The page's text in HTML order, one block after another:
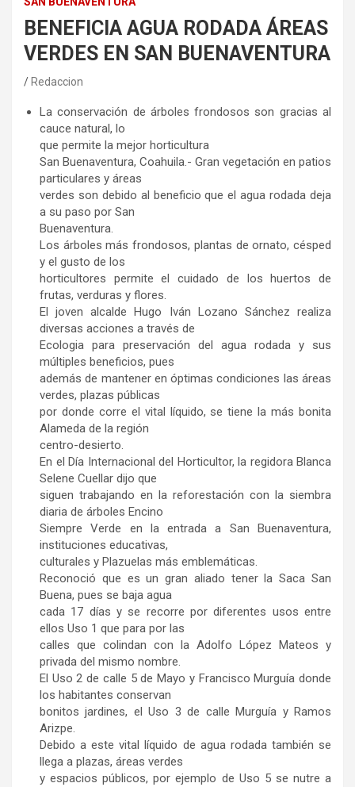
BENEFICIA AGUA RODADA ÁREAS
VERDES EN SAN BUENAVENTURA
Redaccion
La conservación de árboles frondosos son gracias al
cauce natural, lo
que permite la mejor horticultura
San Buenaventura, Coahuila.- Gran vegetación en patios
particulares y áreas
verdes son debido al beneficio que el agua rodada deja
a su paso por San
Buenaventura.
Los árboles más frondosos, plantas de ornato, césped
y el gusto de los
horticultores permite el cuidado de los huertos de
frutas, verduras y flores.
El joven alcalde Hugo Iván Lozano Sánchez realiza
diversas acciones a través de
Ecologia para preservación del agua rodada y sus
múltiples beneficios, pues
además de mantener en óptimas condiciones las áreas
verdes, plazas públicas
por donde corre el vital líquido, se tiene la más bonita
Alameda de la región
centro-desierto.
En el Día Internacional del Horticultor, la regidora Blanca
Selene Cuellar dijo que
siguen trabajando en la reforestación con la siembra
diaria de árboles Encino
Siempre Verde en la entrada a San Buenaventura,
instituciones educativas,
culturales y Plazuelas más emblemáticas.
Reconoció que es un gran aliado tener la Saca San
Buena, pues se baja agua
cada 17 días y se recorre por diferentes usos entre
ellos Uso 1 que para por las
calles que colindan con la Adolfo López Mateos y
privada del mismo nombre.
El Uso 2 de calle 5 de Mayo y Francisco Murguía donde
los habitantes conservan
bonitos jardines, el Uso 3 de calle Murguía y Ramos
Arizpe.
Debido a este vital líquido de agua rodada también se
llega a plazas, áreas verdes
y espacios públicos, por ejemplo de Uso 5 se nutre a